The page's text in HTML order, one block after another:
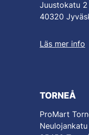
Juustokatu 2
40320
Läs mer info
TORNEÅ
ProMart